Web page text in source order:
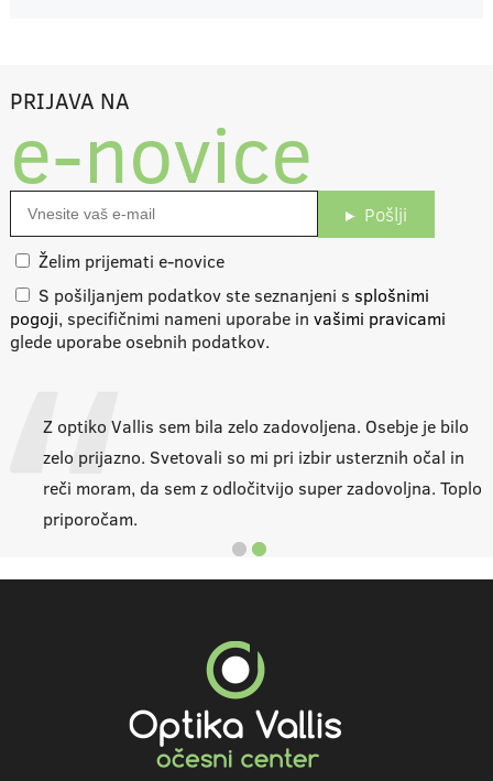
PRIJAVA NA
e-novice
Pošlji
Želim prijemati e-novice
S pošiljanjem podatkov ste seznanjeni s splošnimi
pogoji, specifičnimi nameni uporabe in vašimi pravicami
glede uporabe osebnih podatkov.
Z optiko Vallis sem bila zelo zadovoljena. Osebje je bilo
zelo prijazno. Svetovali so mi pri izbir usterznih očal in
reči moram, da sem z odločitvijo super zadovoljna. Toplo
priporočam.